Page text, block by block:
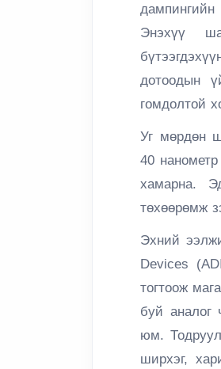
Энэхүү
дотоодын
гомдолтой
Уг мөрдөн
40
хамарна.
төхөөрөмж
Эхний
Devices
тогтоож
буй аналог
юм.
ширхэг,